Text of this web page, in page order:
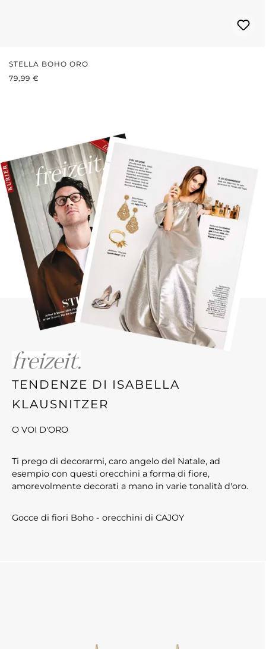
STELLA BOHO ORO
PREZZO NORMALE:
79,99 €
TENDENZE DI ISABELLA
KLAUSNITZER
O VOI D'ORO
Ti prego di decorarmi, caro angelo del Natale, ad
esempio con questi orecchini a forma di fiore,
amorevolmente decorati a mano in varie tonalità d'oro.
Gocce di fiori Boho - orecchini di CAJOY